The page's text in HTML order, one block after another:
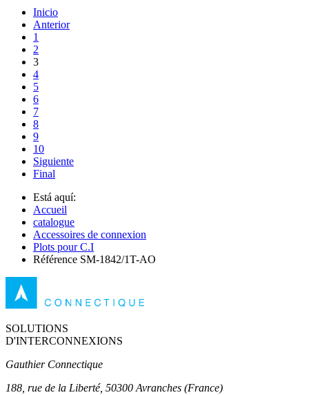
Inicio
Anterior
1
2
3
4
5
6
7
8
9
10
Siguiente
Final
Está aquí:
Accueil
catalogue
Accessoires de connexion
Plots pour C.I
Référence SM-1842/1T-AO
SOLUTIONS
D'INTERCONNEXIONS
Gauthier Connectique
188, rue de la Liberté, 50300 Avranches (France)